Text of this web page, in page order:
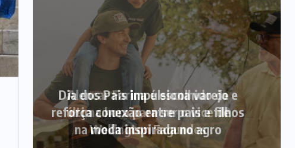
Alencar Farina é escolhido de
última hora para ser o vice de
Wellington Fagundes